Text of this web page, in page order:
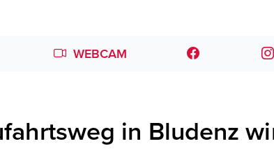
WEBCAM
in Bludenz